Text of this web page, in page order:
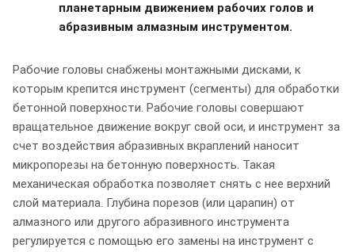
планетарным движением рабочих голов и
абразивным алмазным инструментом.
Рабочие головы снабжены монтажными дисками, к
которым крепится инструмент (сегменты) для обработки
бетонной поверхности. Рабочие головы совершают
вращательное движение вокруг свой оси, и инструмент за
счет воздействия абразивных вкраплений наносит
микропорезы на бетонную поверхность. Такая
механическая обработка позволяет снять с нее верхний
слой материала. Глубина порезов (или царапин) от
алмазного или другого абразивного инструмента
регулируется с помощью его замены на инструмент с